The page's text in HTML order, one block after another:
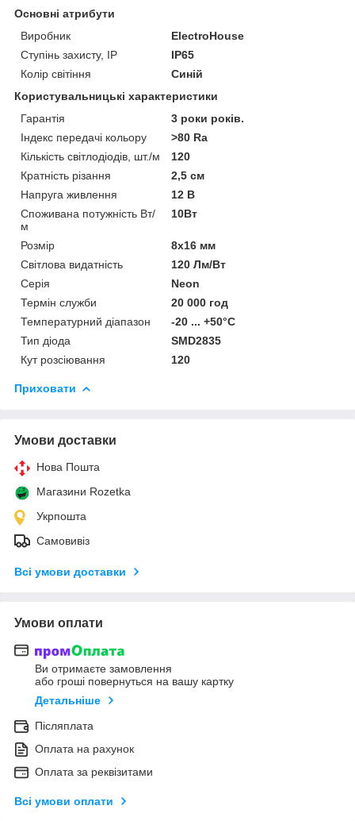
Основні атрибути
Виробник
ElectroHouse
Ступінь захисту, IP
IP65
Колір світіння
Синій
Користувальницькі характеристики
Гарантія
3 роки років.
Індекс передачі кольору
>80 Ra
Кількість світлодіодів, шт./м
120
Кратність різання
2,5 см
Напруга живлення
12 В
Споживана потужність Вт/
м
10Вт
Розмір
8х16 мм
Світлова видатність
120 Лм/Вт
Серія
Neon
Термін служби
20 000 год
Температурний діапазон
-20 ... +50°С
Тип діода
SMD2835
Кут розсіювання
120
Приховати
Умови доставки
Нова Пошта
Магазини Rozetka
Укрпошта
Самовивіз
Всі умови доставки
Умови оплати
Ви отримаєте замовлення
або гроші повернуться на вашу картку
Детальніше
Післяплата
Оплата на рахунок
Оплата за реквізитами
Всі умови оплати